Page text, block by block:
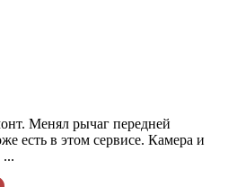
Менял рычаг передней
есть в этом сервисе. Камера и
...